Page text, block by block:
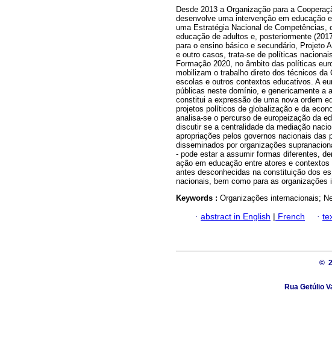
Desde 2013 a Organização para a
desenvolve uma intervenção em educação
uma Estratégia Nacional de
educação de adultos e, posteriormente
para o ensino básico e secundário, Projeto
e outro casos, trata-se de políticas
Formação 2020, no âmbito das políticas
mobilizam o trabalho direto dos técnicos da
escolas e outros contextos educativos. A
públicas neste domínio, e genericamente a
constitui a expressão de uma nova ordem
projetos políticos de globalização e da
analisa-se o percurso de europeização da
discutir se a centralidade da mediação
apropriações pelos governos nacionais
disseminados por organizações
- pode estar a assumir formas diferentes,
ação em educação entre atores e
antes desconhecidas na constituição dos
nacionais, bem como para as
Keywords : Organizações internacionais;
· abstract in English | French ·
©
Rua Getúlio